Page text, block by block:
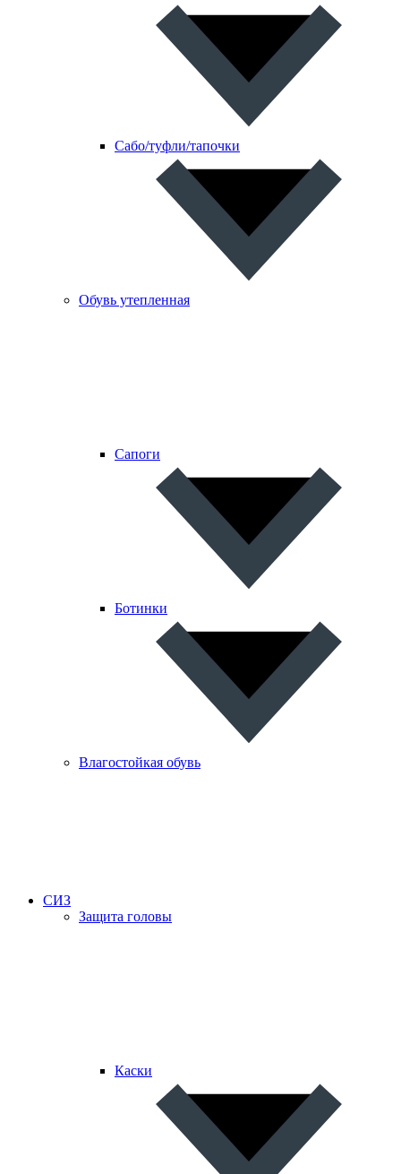
Сабо/туфли/тапочки
Обувь утепленная
Сапоги
Ботинки
Влагостойкая обувь
СИЗ
Защита головы
Каски